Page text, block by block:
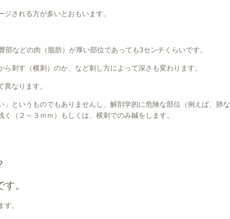
される方が多いとおもいます。
臀部などの肉（脂肪）が厚い部位であっても3センチくらいです。
刺す（横刺）のか、など刺し方によって深さも変わります。
なります。
」というものでもありませんし、解剖学的に危険な部位（例えば、肺な
（２～３ｍｍ）もしくは、横刺でのみ鍼をします。
。
。